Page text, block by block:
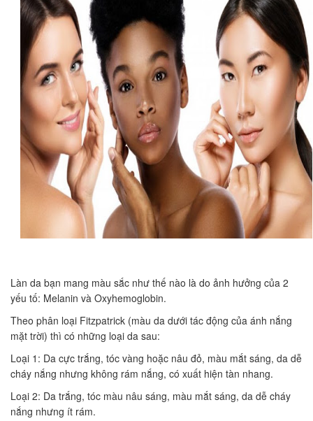
Làn da bạn mang màu sắc như thế nào là do ảnh hưởng của 2
yếu tố: Melanin và Oxyhemoglobin.
Theo phân loại Fitzpatrick (màu da dưới tác động của ánh nắng
mặt trời) thì có những loại da sau:
Loại 1: Da cực trắng, tóc vàng hoặc nâu đỏ, màu mắt sáng, da dễ
cháy nắng nhưng không rám nắng, có xuất hiện tàn nhang.
Loại 2: Da trắng, tóc màu nâu sáng, màu mắt sáng, da dễ cháy
nắng nhưng ít rám.